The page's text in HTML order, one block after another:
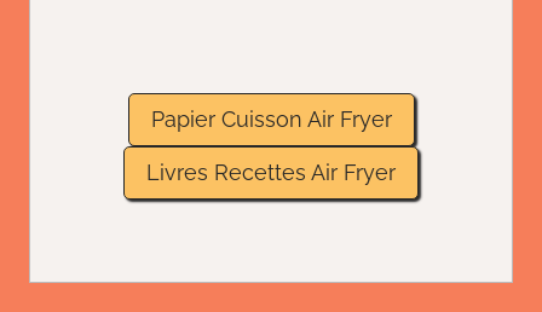
Papier Cuisson Air Fryer
Livres Recettes Air Fryer